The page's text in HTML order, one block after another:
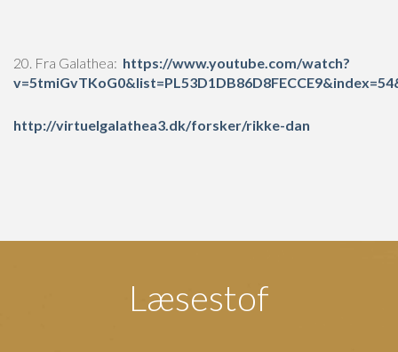
20. Fra Galathea: https://www.youtube.com/watch?
http://virtuelgalathea3.dk/forsker/rikke-dan
Læsestof